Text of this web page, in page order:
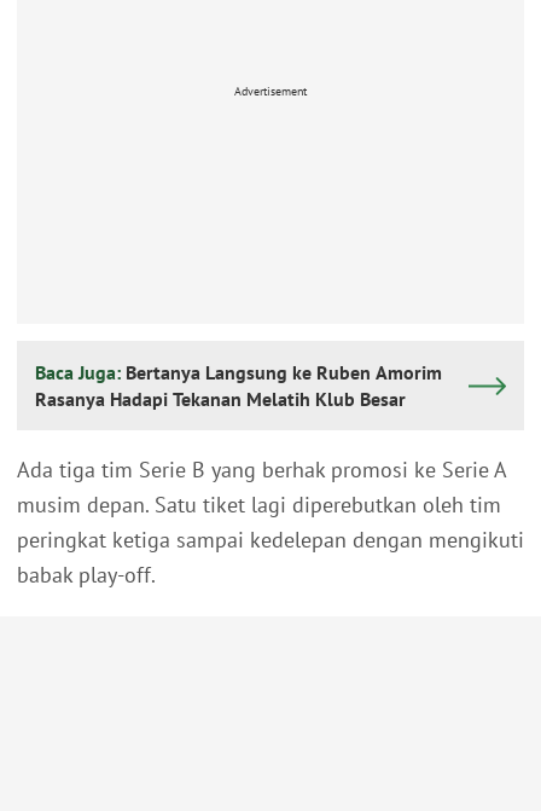
Advertisement
Baca Juga: Bertanya Langsung ke Ruben Amorim
Rasanya Hadapi Tekanan Melatih Klub Besar
Ada tiga tim Serie B yang berhak promosi ke Serie A
musim depan. Satu tiket lagi diperebutkan oleh tim
peringkat ketiga sampai kedelepan dengan mengikuti
babak play-off.